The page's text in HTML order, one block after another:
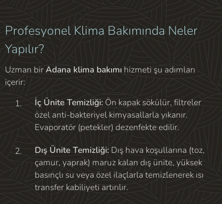
Profesyonel Klima Bakımında Neler
Yapılır?
Uzman birAdana klima bakımı hizmeti şu adımları
içerir:
İç Ünite Temizliği: Ön kapak sökülür, filtreler
özel anti-bakteriyel kimyasallarla yıkanır.
Evaporatör (petekler) dezenfekte edilir.
Dış Ünite Temizliği:Dış hava koşullarına (toz,
çamur, yaprak) maruz kalan dış ünite, yüksek
basınçlı su veya özel ilaçlarla temizlenerek ısı
transfer kabiliyeti artırılır.